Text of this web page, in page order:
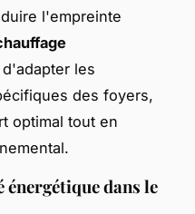
l'empreinte
les
des foyers,
optimal tout en
énergétique dans le